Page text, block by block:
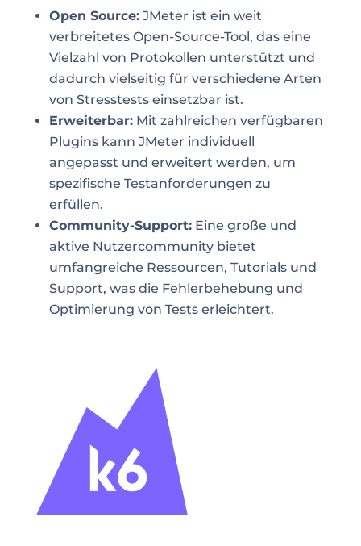
Open Source:JMeter ist ein weit
verbreitetes Open-Source-Tool, das eine
Vielzahl von Protokollen unterstützt und
dadurch vielseitig für verschiedene Arten
von Stresstests einsetzbar ist.
Erweiterbar:Mit zahlreichen verfügbaren
Plugins kann JMeter individuell
angepasst und erweitert werden, um
spezifische Testanforderungen zu
erfüllen.
Community-Support:Eine große und
aktive Nutzercommunity bietet
umfangreiche Ressourcen, Tutorials und
Support, was die Fehlerbehebung und
Optimierung von Tests erleichtert.